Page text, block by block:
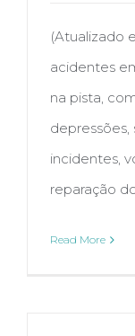
(Atualizado
acidentes
na pista,
depressões,
incidentes,
reparação
Read More